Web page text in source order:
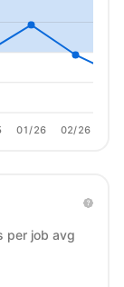
01/26 02/26
per job avg